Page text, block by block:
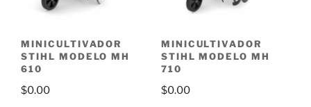
MINICULTIVADOR
STIHL MODELO MH
610
$0.00
MINICULTIVADOR
STIHL MODELO MH
710
$0.00